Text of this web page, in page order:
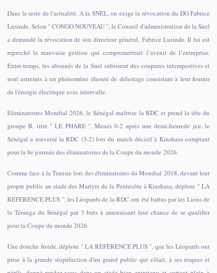
Dans le reste de l'actualité. A la SNEL, on exige la révocation du DG Fabrice
Lusinde. Selon " CONGO NOUVEAU ", le Conseil d'administration de la Snel
a demandé la révocation de son directeur général, Fabrice Lusinde. Il lui est
reproché la mauvaise gestion qui compromettrait l’avenir de l’entreprise.
Entre-temps, les abonnés de la Snel subissent des coupures intempestives et
sont astreints à un phénomène éhonté de délestage consistant à leur fournir
de l'énergie électrique avec intervalle.
Eliminatoires Mondial 2026, le Sénégal maîtrise la RDC et prend la tête du
groupe B, titre " LE PHARE ". Menés 0-2 après une demi-heurede jeu, le
Sénégal a renversé la RDC (3-2) lors du match décisif à Kinshasa comptant
pour la 8e journée des éliminatoires de la Coupe du monde 2026.
Comme face à la Tunisie lors des éliminatoires du Mondial 2018, devant leur
propre public au stade des Martyrs de la Pentecôte à Kinshasa, déplore " LA
RÉFÉRENCE PLUS ", les Léopards de la RDC ont été battus par les Lions de
la Téranga du Sénégal par 3 buts à amenuisant leur chance de se qualifier
pour la Coupe du monde 2026.
Une douche froide, déplore " LA RÉFÉRENCE PLUS ", que les Léopards ont
prise à la grande stupéfaction d'un grand public qui s'était, à ses risques et